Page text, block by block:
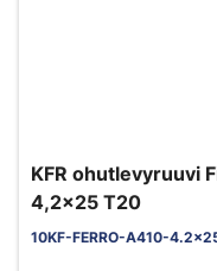
KFR ohutlevyruuvi
4,2x25 T20
10KF-FERRO-A410-